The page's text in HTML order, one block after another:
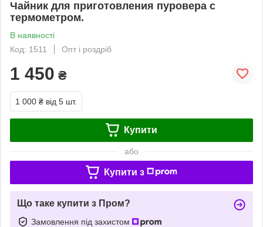
Чайник для приготовления пуровера с
термометром.
В наявності
Код: 1511
Опт і роздріб
1 450 ₴
1 000 ₴ від 5 шт.
Купити
або
Купити з
Що таке купити з Пром?
Замовлення під захистом